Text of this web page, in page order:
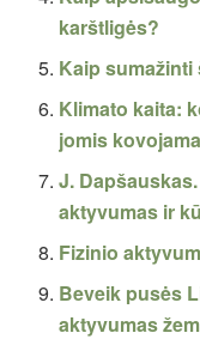
karštligės?
Kaip
Klimato kaita:
jomis kovojama
J.
aktyvumas ir
Fizinio
Beveik pusės
aktyvumas